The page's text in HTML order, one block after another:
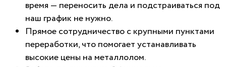
время — переносить дела и подстраиваться под
наш график не нужно.
Прямое сотрудничество с крупными пунктами
переработки, что помогает устанавливать
высокие цены на металлолом.